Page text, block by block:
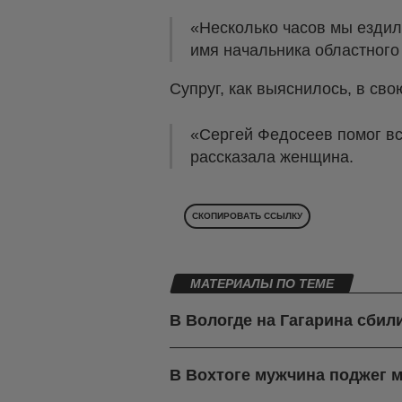
«Несколько часов мы
имя начальника
Супруг, как выяснилось, в
«Сергей Федосеев помог
рассказала женщина.
СКОПИРОВАТЬ ССЫЛКУ
МАТЕРИАЛЫ ПО ТЕМЕ
В Вологде на Гагарина
В Вохтоге мужчина поджег